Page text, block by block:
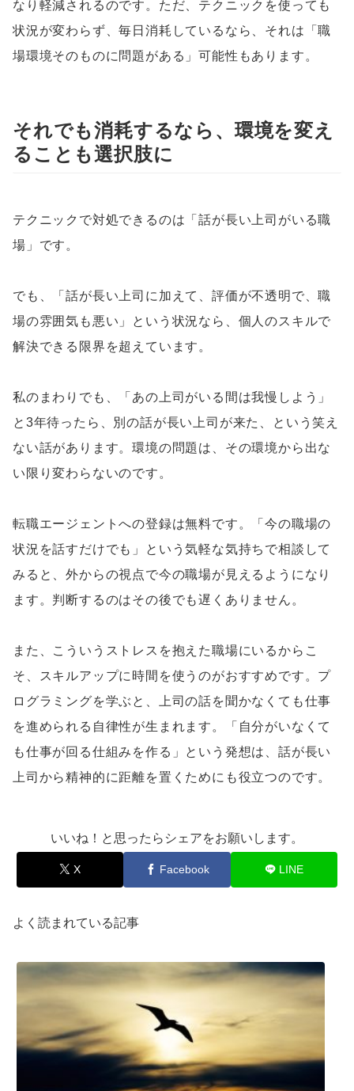
なり軽減されるのです。ただ、テクニックを使っても
状況が変わらず、毎日消耗しているなら、それは「職
場環境そのものに問題がある」可能性もあります。
それでも消耗するなら、環境を変え
ることも選択肢に
テクニックで対処できるのは「話が長い上司がいる職
場」です。
でも、「話が長い上司に加えて、評価が不透明で、職
場の雰囲気も悪い」という状況なら、個人のスキルで
解決できる限界を超えています。
私のまわりでも、「あの上司がいる間は我慢しよう」
と3年待ったら、別の話が長い上司が来た、という笑え
ない話があります。環境の問題は、その環境から出な
い限り変わらないのです。
転職エージェントへの登録は無料です。「今の職場の
状況を話すだけでも」という気軽な気持ちで相談して
みると、外からの視点で今の職場が見えるようになり
ます。判断するのはその後でも遅くありません。
また、こういうストレスを抱えた職場にいるからこ
そ、スキルアップに時間を使うのがおすすめです。プ
ログラミングを学ぶと、上司の話を聞かなくても仕事
を進められる自律性が生まれます。「自分がいなくて
も仕事が回る仕組みを作る」という発想は、話が長い
上司から精神的に距離を置くためにも役立つのです。
いいね！と思ったらシェアをお願いします。
X Facebook LINE
よく読まれている記事